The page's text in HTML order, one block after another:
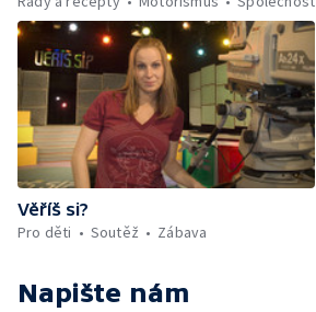
Věříš si?
Pro děti
Soutěž Zábava
Napište nám